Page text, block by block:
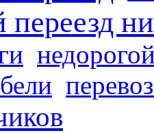
переезд